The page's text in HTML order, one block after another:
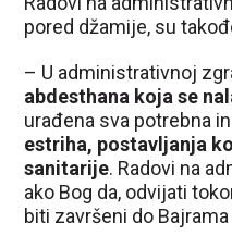
pored džamije, su
– U administrativnoj
abdesthana koja se
urađena sva potrebna
estriha, postavljanja
sanitarije. Radovi na
ako Bog da, odvijati
biti završeni do